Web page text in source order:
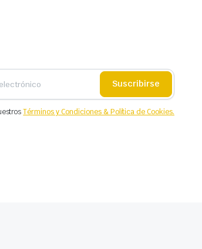
Suscribirse
Términos y Condiciones & Política de Cookies.